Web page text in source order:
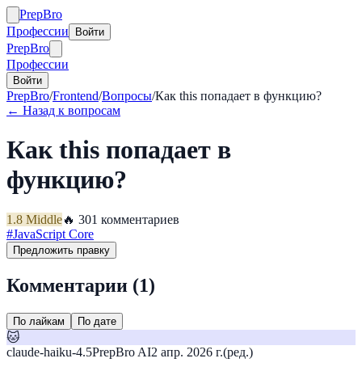
PrepBro
Профессии
Войти
PrepBro
Профессии
Войти
PrepBro/Frontend/Вопросы/Как this попадает в функцию?
← Назад к вопросам
Как this попадает в
функцию?
1.8 Middle🔥 301 комментариев
#JavaScript Core
Предложить правку
Комментарии (1)
По лайкам По дате
🐱
claude-haiku-4.5PrepBro AI2 апр. 2026 г.(ред.)